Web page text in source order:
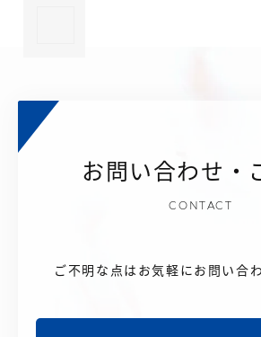
お問い合わせ・
CONTACT
ご不明な点はお気軽にお問い合